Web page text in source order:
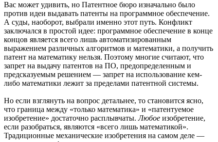
Вас может удивить, но Патентное бюро изначально было
против идеи выдавать патенты на программное обеспечение.
А суды, наоборот, выбрали именно этот путь. Конфликт
заключался в простой идее: программное обеспечение в конце
концов является всего лишь автоматизированным
выражением различных алгоритмов и математики, а получить
патент на математику нельзя. Поэтому многие считают, что
запрет на выдачу патентов на ПО, предопределенным и
предсказуемым решением — запрет на использование кем-
либо математики лежит за пределами патентной системы.
Но если взглянуть на вопрос детальнее, то становится ясно,
что граница между «только математика» и «патентуемое
изобретение» достаточно расплывчаты.Любое изобретение,
если разобраться, являются «всего лишь математикой».
Традиционные механические изобретения на самом деле —